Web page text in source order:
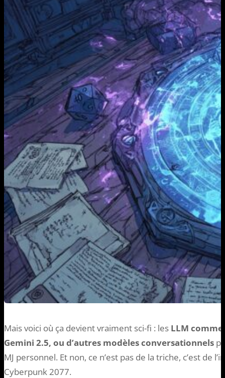
Mais voici où ça devient vraiment sci-fi : les LLM comme
Gemini 2.5, ou d’autres modèles conversationnels
MJ personnel. Et non, ce n’est pas de la triche, c’est de
Cyberpunk 2077.